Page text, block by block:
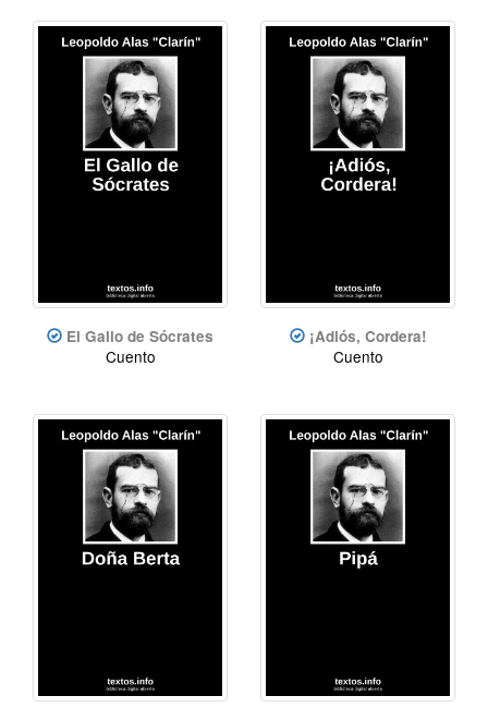
El Gallo de Sócrates
Cuento
¡Adiós, Cordera!
Cuento